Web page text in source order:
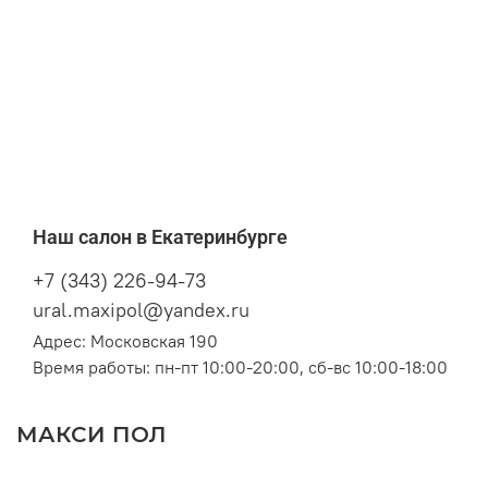
Наш салон в Екатеринбурге
+7 (343) 226-94-73
ural.maxipol@yandex.ru
Адрес: Московская 190
Время работы: пн-пт 10:00-20:00, сб-вс 10:00-18:00
МАКСИ ПОЛ